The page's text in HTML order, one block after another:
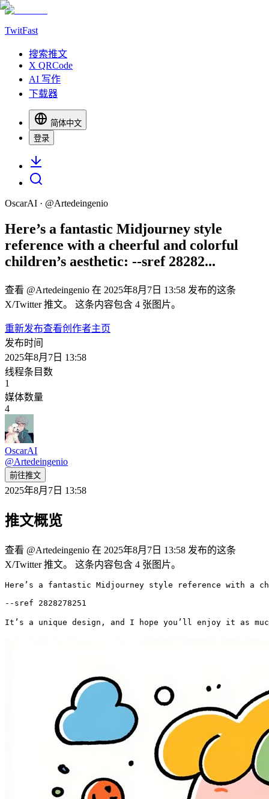
TwitFast
搜索推文
X QRCode
AI 写作
下载器
简体中文
登录
OscarAI · @Artedeingenio
Here’s a fantastic Midjourney style
reference with a cheerful and colorful
children’s aesthetic: --sref 28282...
查看 @Artedeingenio 在 2025年8月7日 13:58 发布的这条
X/Twitter 推文。 这条内容包含 4 张图片。
重新发布查看创作者主页
发布时间
2025年8月7日 13:58
线程条目数
1
媒体数量
4
OscarAI
@Artedeingenio
前往推文
2025年8月7日 13:58
推文概览
查看 @Artedeingenio 在 2025年8月7日 13:58 发布的这条
X/Twitter 推文。 这条内容包含 4 张图片。
Here’s a fantastic Midjourney style reference with a
--sref 2828278251
It’s a unique design, and I hope you’ll enjoy it as